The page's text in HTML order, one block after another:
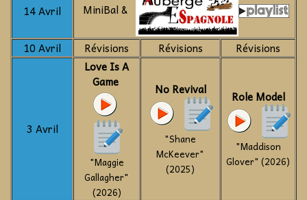
14 Avril MiniBal &
10 Avril Révisions Révisions Révisions
3 Avril
Love Is A
Game
"Maggie
Gallagher"
(2026)
No Revival
"Shane
McKeever"
(2025)
Role Model
"Maddison
Glover" (2026)